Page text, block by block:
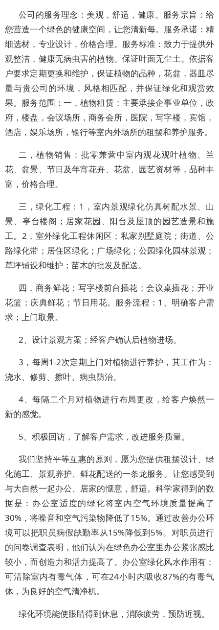
公司的服务理念：美观，舒适，健康。服务宗旨：给
您营造一个绿色的健康空间，让您清新每。服务承诺：精
细选材，专业设计，价格合理。服务标准：致力于提供外
观整洁，健康无病虫害的植物。保证叶面无尘土。依据客
户要求定期更换和维护，保证植物的品种，花盆，器皿尽
量与贵公司的环境，风格相匹配，并保证绿化和观赏效
果。服务范围：一，植物租赁：主要承接企事业单位，政
府，楼盘，会议场所，商务会所，医院，写字楼，宾馆，
酒店，娱乐场所，银行等室内外场所的租摆和养护服务。
二，植物销售：批零兼营中室内观花观叶植物、兰
花、盆景、节日及年宵花卉、花盆、园艺资材等，品种丰
富，价格合理。
三，绿化工程：1，室内景观绿化仿真树配水景、山
景、亭台楼阁；居家花园、阳台及屋顶的园艺造景和施
工。2，室外绿化工程休闲区；私家别墅庭院；街道、公
路绿化带；居住区绿化；广场绿化；公园绿化园林景观；
草坪铺设和维护；苗木的批发及配送。
四，商务鲜花：写字楼前台插花；会议桌插花；开业
花篮；庆典鲜花；节日用花。服务流程：1、明确客户需
求；上门取景。
2、设计景观方案；经客户确认后植物进场。
3，每周1-2次定期上门对植物进行养护，其工作为：
浇水、修剪、擦叶、病虫防治。
4、每隔二个月对植物进行布局更改，给客户焕然一
新的感觉。
5、积极回访，了解客户需求，改进服务质量。
我们坚持平等互惠的原则，愿为您提供租摆设计、绿
化施工、景观养护、鲜花配送的一条龙服务。让您感受到
与大自然一起办公、居家的惬意，舒适。科学家得到的数
据是：办公室适度的绿化将室内空气环境质量提高了
30%，将噪音和空气污染物降低了15%。通过改善办公环
境可以把职员病假缺勤率从15%降低到5%。对职员进行
的问卷调查表明，他们认为在绿色办公室里办公紧张感比
较小，而创造力和活力提高了。办公室绿化风水作用有：
可清除室内有毒气体，可在24小时内吸收87%的有毒气
体，为良好的空气清净机。
绿化环境能使眼睛得到休息，消除疲劳，预防近视。